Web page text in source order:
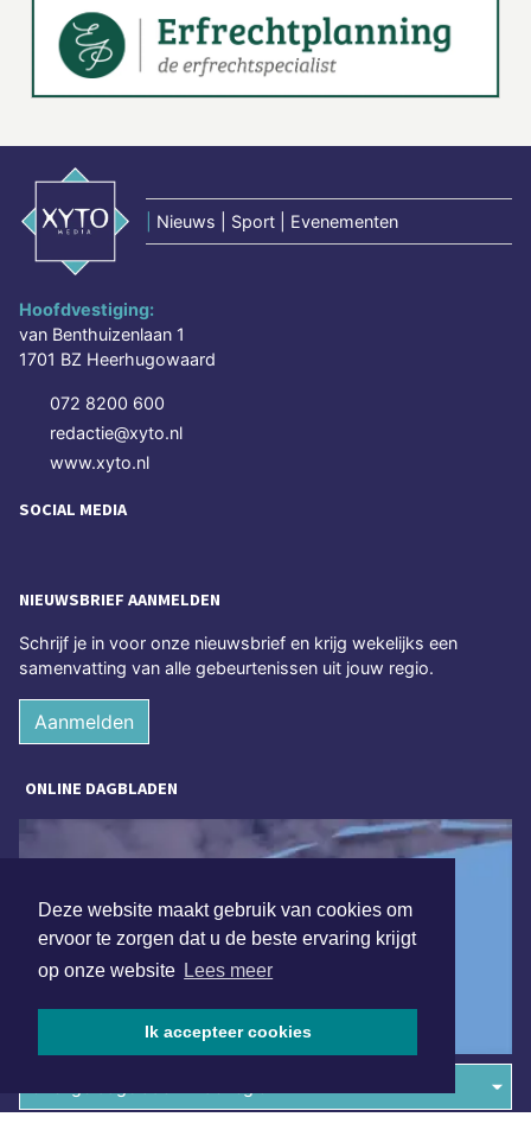
Deze website maakt gebruik van cookies om
ervoor te zorgen dat u de beste ervaring krijgt
op onze website Lees meer
Ik accepteer cookies
Nieuws | Sport | Evenementen
Hoofdvestiging:
van Benthuizenlaan 1
1701 BZ Heerhugowaard
072 8200 600
redactie@xyto.nl
www.xyto.nl
SOCIAL MEDIA
NIEUWSBRIEF AANMELDEN
Schrijf je in voor onze nieuwsbrief en krijg wekelijks een
samenvatting van alle gebeurtenissen uit jouw regio.
Aanmelden
ONLINE DAGBLADEN